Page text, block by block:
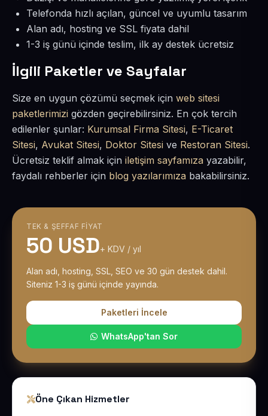
Telefonda hızlı açılan, güncel ve uyumlu tasarım
Alan adı, hosting ve SSL fiyata dahil
1-3 iş günü içinde teslim, ilk ay destek ücretsiz
İlgili Paketler ve Sayfalar
Size en uygun çözümü seçmek için web sitesi
paketlerimizi gözden geçirebilirsiniz. En çok tercih
edilenler şunlar: Kurumsal Firma Sitesi, E-Ticaret
Sitesi, Avukat Sitesi, Doktor Sitesi ve Restoran Sitesi.
Ücretsiz teklif almak için iletişim sayfamıza yazabilir,
faydalı rehberler için blog yazılarımıza bakabilirsiniz.
TEK & ŞEFFAF FIYAT
50 USD+ KDV / yıl
Alan adı, hosting, SSL, SEO ve 30 gün destek dahil.
Siteniz 1-3 iş günü içinde yayında.
Paketleri İncele
WhatsApp'tan Sor
Öne Çıkan Hizmetler